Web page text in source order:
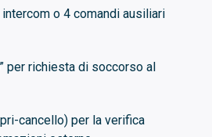
o 4 comandi ausiliari
per richiesta di soccorso al
cancello) per la verifica